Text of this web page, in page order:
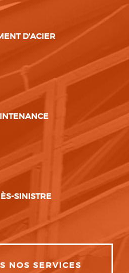
D'ACIER
SINISTRE
NOS SERVICES